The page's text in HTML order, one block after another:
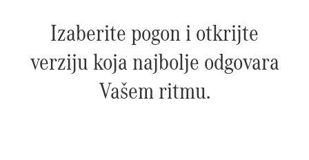
Izaberite pogon i otkrijte
verziju koja najbolje odgovara
Vašem ritmu.